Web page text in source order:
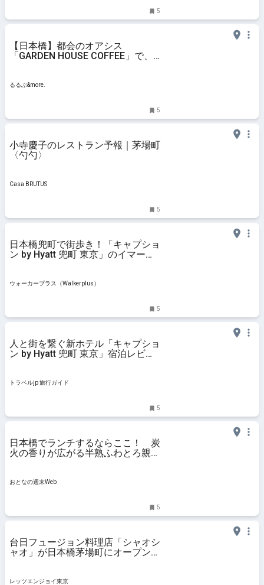
5
【日本橋】都会のオアシス
「GARDEN HOUSE COFFEE」で、
るるぶ&more.
5
小寺慶子のレストラン予報｜茅場町
〈勺勺〉
Casa BRUTUS
5
日本橋兜町で街歩き！「キャプショ
ン by Hyatt 兜町 東京」のイマーシ
ーカープラス
ウォーカープラス（Walkerplus）
5
人と街を繋ぐ新ホテル「キャプショ
ン by Hyatt 兜町 東京」宿泊レビュ
トラベルjp 旅行ガイド
5
日本橋でランチするならここ！ 炭
火の香りが広がる半熟ふわとろ親子
おとなの週末Web
5
台日フュージョン料理店「シャオシ
ャオ」が日本橋茅場町にオープン！
レッツエンジョイ東京